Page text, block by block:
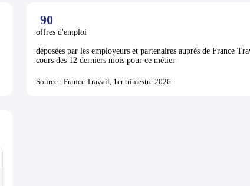
90
offres d'emploi
déposées par les employeurs et partenaires auprès de France
cours des 12 derniers mois pour ce métier
Source : France Travail, 1er trimestre 2026